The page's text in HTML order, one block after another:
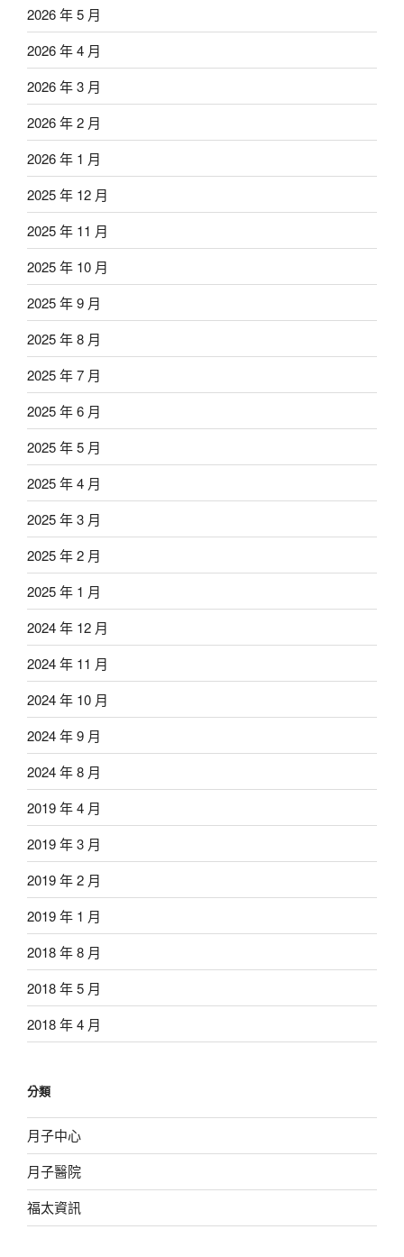
2026 年 5 月
2026 年 4 月
2026 年 3 月
2026 年 2 月
2026 年 1 月
2025 年 12 月
2025 年 11 月
2025 年 10 月
2025 年 9 月
2025 年 8 月
2025 年 7 月
2025 年 6 月
2025 年 5 月
2025 年 4 月
2025 年 3 月
2025 年 2 月
2025 年 1 月
2024 年 12 月
2024 年 11 月
2024 年 10 月
2024 年 9 月
2024 年 8 月
2019 年 4 月
2019 年 3 月
2019 年 2 月
2019 年 1 月
2018 年 8 月
2018 年 5 月
2018 年 4 月
分類
月子中心
月子醫院
福太資訊